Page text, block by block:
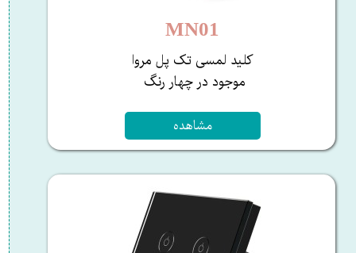
مشاهده
کلید لمسی تک پل مروا
​​​​​​​موجود در چهار رنگ ​​​​​​
MN01